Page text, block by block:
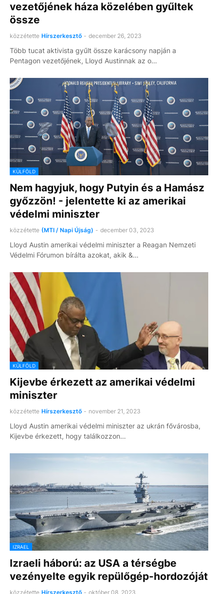
vezetőjének háza közelében gyűltek
össze
közzétette Hírszerkesztő - december 26, 2023
Több tucat aktivista gyűlt össze karácsony napján a
Pentagon vezetőjének, Lloyd Austinnak az o…
KÜLFÖLD
Nem hagyjuk, hogy Putyin és a Hamász
győzzön! - jelentette ki az amerikai
védelmi miniszter
közzétette (MTI / Napi Újság) - december 03, 2023
Lloyd Austin amerikai védelmi miniszter a Reagan Nemzeti
Védelmi Fórumon bírálta azokat, akik &…
KÜLFÖLD
Kijevbe érkezett az amerikai védelmi
miniszter
közzétette Hírszerkesztő - november 21, 2023
Lloyd Austin amerikai védelmi miniszter az ukrán fővárosba,
Kijevbe érkezett, hogy találkozzon…
IZRAEL
Izraeli háború: az USA a térségbe
vezényelte egyik repülőgép-hordozóját
közzétette Hírszerkesztő - október 08, 2023